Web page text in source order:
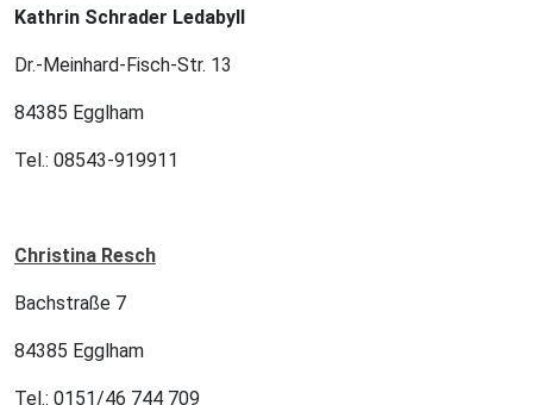
Kathrin Schrader Ledabyll
Dr.-Meinhard-Fisch-Str. 13
84385 Egglham
Tel.: 08543-919911
Christina Resch
Bachstraße 7
84385 Egglham
Tel.: 0151/46 744 709